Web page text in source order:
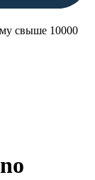
свыше 10000